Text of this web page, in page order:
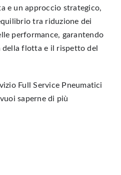
e un approccio strategico,
tra riduzione dei
performance, garantendo
della flotta e il rispetto del
Full Service Pneumatici
saperne di più